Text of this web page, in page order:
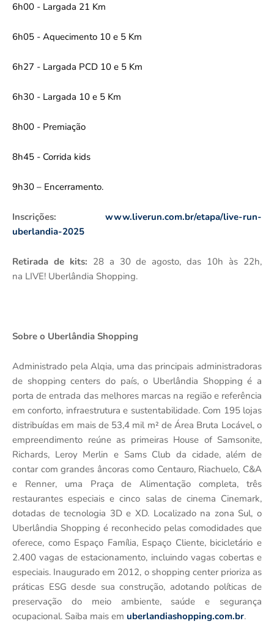
6h00 - Largada 21 Km
6h05 - Aquecimento 10 e 5 Km
6h27 - Largada PCD 10 e 5 Km
6h30 - Largada 10 e 5 Km
8h00 - Premiação
8h45 - Corrida kids
9h30 – Encerramento.
Inscrições: www.liverun.com.br/etapa/live-run-
uberlandia-2025
Retirada de kits: 28 a 30 de agosto, das 10h às 22h,
na LIVE! Uberlândia Shopping.
Sobre o Uberlândia Shopping
Administrado pela Alqia, uma das principais administradoras
de shopping centers do país, o Uberlândia Shopping é a
porta de entrada das melhores marcas na região e referência
em conforto, infraestrutura e sustentabilidade. Com 195 lojas
distribuídas em mais de 53,4 mil m² de Área Bruta Locável, o
empreendimento reúne as primeiras House of Samsonite,
Richards, Leroy Merlin e Sams Club da cidade, além de
contar com grandes âncoras como Centauro, Riachuelo, C&A
e Renner, uma Praça de Alimentação completa, três
restaurantes especiais e cinco salas de cinema Cinemark,
dotadas de tecnologia 3D e XD. Localizado na zona Sul, o
Uberlândia Shopping é reconhecido pelas comodidades que
oferece, como Espaço Família, Espaço Cliente, bicicletário e
2.400 vagas de estacionamento, incluindo vagas cobertas e
especiais. Inaugurado em 2012, o shopping center prioriza as
práticas ESG desde sua construção, adotando políticas de
preservação do meio ambiente, saúde e segurança
ocupacional. Saiba mais em uberlandiashopping.com.br.